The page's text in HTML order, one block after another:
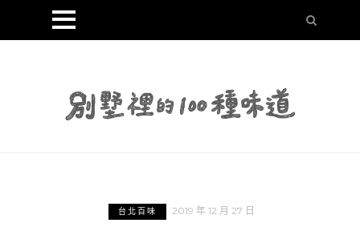
台北百味 2019 年 12 月 27 日